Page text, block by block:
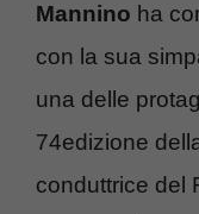
Mannino ha
con la sua
una delle
74edizione
conduttrice del